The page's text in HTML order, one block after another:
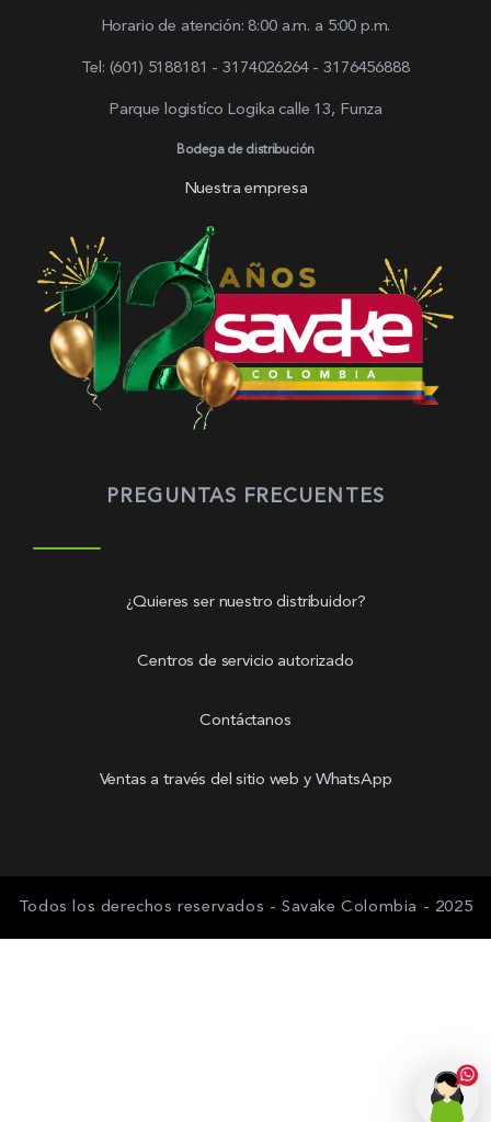
Horario de atención: 8:00 a.m. a 5:00 p.m.
Tel: (601) 5188181 - 3174026264 - 3176456888
Parque logistíco Logika calle 13, Funza
Bodega de distribución
Nuestra empresa
PREGUNTAS FRECUENTES
¿Quieres ser nuestro distribuidor?
Centros de servicio autorizado
Contáctanos
Ventas a través del sitio web y WhatsApp
Todos los derechos reservados - Savake Colombia - 2025